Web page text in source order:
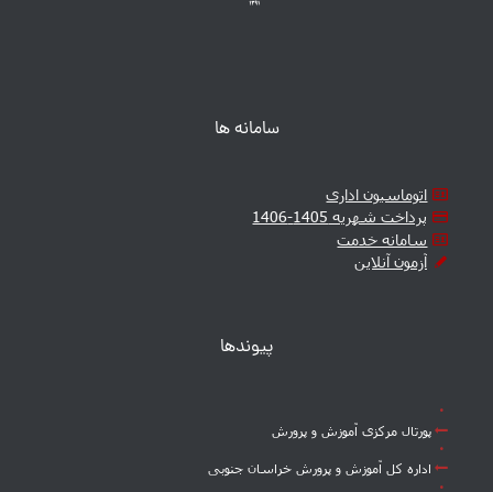
سامانه ها
اتوماسیون اداری
پرداخت شهریه 1405-1406
سامانه خدمت
آزمون آنلاین
پیوندها
پورتال مرکزی آموزش و پرورش
اداره کل آموزش و پرورش خراسان جنوبی